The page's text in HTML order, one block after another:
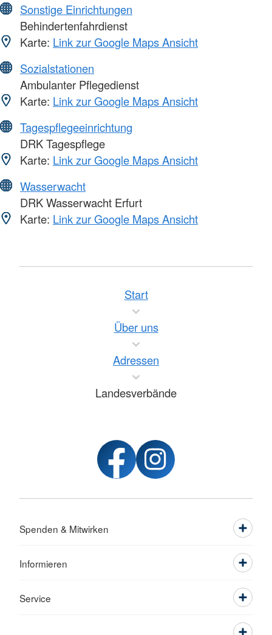
Sonstige Einrichtungen
Behindertenfahrdienst
Karte: Link zur Google Maps Ansicht
Sozialstationen
Ambulanter Pflegedienst
Karte: Link zur Google Maps Ansicht
Tagespflegeeinrichtung
DRK Tagespflege
Karte: Link zur Google Maps Ansicht
Wasserwacht
DRK Wasserwacht Erfurt
Karte: Link zur Google Maps Ansicht
Start
Über uns
Adressen
Landesverbände
Spenden & Mitwirken
Informieren
Service